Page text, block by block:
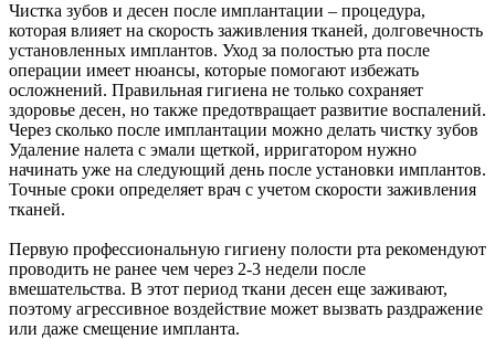
Чистка зубов и десен после имплантации – процедура,
которая влияет на скорость заживления тканей, долговечность
установленных имплантов. Уход за полостью рта после
операции имеет нюансы, которые помогают избежать
осложнений. Правильная гигиена не только сохраняет
здоровье десен, но также предотвращает развитие воспалений.
Через сколько после имплантации можно делать чистку зубов
Удаление налета с эмали щеткой, ирригатором нужно
начинать уже на следующий день после установки имплантов.
Точные сроки определяет врач с учетом скорости заживления
тканей.
Первую профессиональную гигиену полости рта рекомендуют
проводить не ранее чем через 2-3 недели после
вмешательства. В этот период ткани десен еще заживают,
поэтому агрессивное воздействие может вызвать раздражение
или даже смещение импланта.